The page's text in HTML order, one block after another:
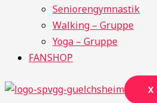
Seniorengymnastik
Walking – Gruppe
Yoga – Gruppe
FANSHOP
X